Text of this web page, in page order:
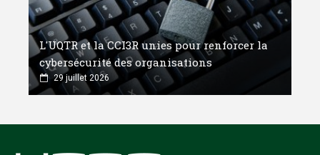
L'UQTR et la CCI3R unies pour renforcer la
cybersécurité des organisations
29 juillet 2026